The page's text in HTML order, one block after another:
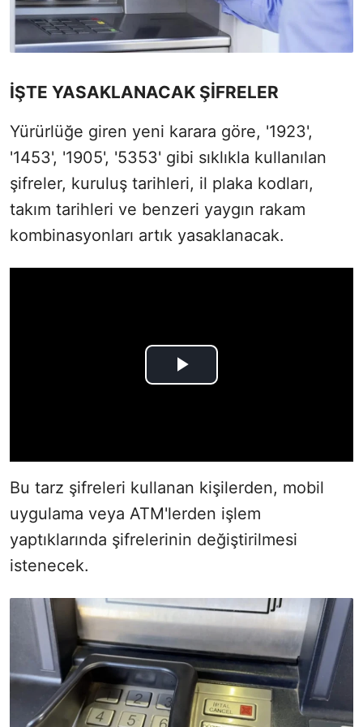
İŞTE YASAKLANACAK ŞİFRELER
Yürürlüğe giren yeni karara göre, '1923',
'1453', '1905', '5353' gibi sıklıkla kullanılan
şifreler, kuruluş tarihleri, il plaka kodları,
takım tarihleri ve benzeri yaygın rakam
kombinasyonları artık yasaklanacak.
Bu tarz şifreleri kullanan kişilerden, mobil
uygulama veya ATM'lerden işlem
yaptıklarında şifrelerinin değiştirilmesi
istenecek.